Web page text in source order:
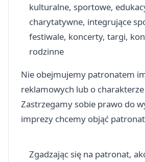
kulturalne, sportowe,
charytatywne, integrujące
festiwale, koncerty, targi,
rodzinne
Nie obejmujemy patronatem
reklamowych lub o
Zastrzegamy sobie prawo do
imprezy chcemy objąć
Zgadzając się na patronat,